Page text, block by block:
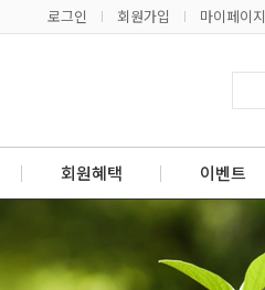
로그인 회원가입 마이페이지
회원혜택 이벤트